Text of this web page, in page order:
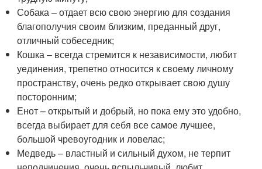
Собака – отдает всю свою энергию для создания
благополучия своим близким, преданный друг,
отличный собеседник;
Кошка – всегда стремится к независимости, любит
уединения, трепетно относится к своему личному
пространству, очень редко открывает свою душу
посторонним;
Енот – открытый и добрый, но пока ему это удобно,
всегда выбирает для себя все самое лучшее,
большой чревоугодник и ловелас;
Медведь – властный и сильный духом, не терпит